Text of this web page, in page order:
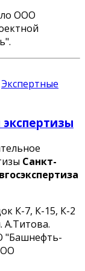
ООО
.
Экспертные
Санкт-
К-7, К-15, К-2
А.Титова.
"Башнефть-